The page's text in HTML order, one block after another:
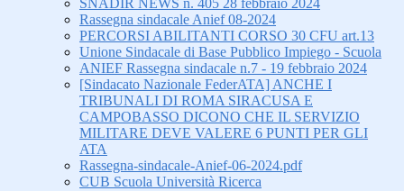
SNADIR NEWS n. 405 28 febbraio 2024
Rassegna sindacale Anief 08-2024
PERCORSI ABILITANTI CORSO 30 CFU art.13
Unione Sindacale di Base Pubblico Impiego - Scuola
ANIEF Rassegna sindacale n.7 - 19 febbraio 2024
[Sindacato Nazionale FederATA] ANCHE I
TRIBUNALI DI ROMA SIRACUSA E
CAMPOBASSO DICONO CHE IL SERVIZIO
MILITARE DEVE VALERE 6 PUNTI PER GLI
ATA
Rassegna-sindacale-Anief-06-2024.pdf
CUB Scuola Università Ricerca